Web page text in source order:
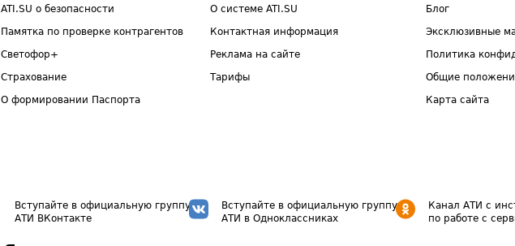
ATI.SU о безопасности
Памятка по проверке контрагентов
Светофор+
Страхование
О формировании Паспорта
О системе ATI.SU
Контактная информация
Реклама на сайте
Тарифы
Блог
Эксклюзивные
Политика
Общие
Карта сайта
Вступайте в официальную группу
АТИ ВКонтакте
Вступайте в официальную группу
АТИ в Одноклассниках
Канал АТИ с
по работе с